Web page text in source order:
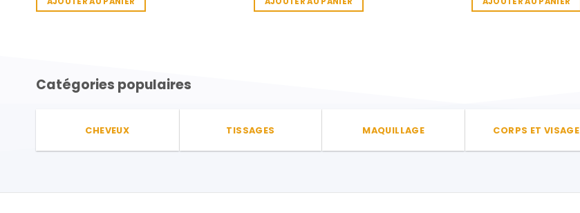
Catégories populaires
CHEVEUX TISSAGES MAQUILLAGE CORPS ET VISAGE